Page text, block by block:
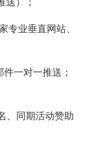
专业垂直网站、
一对一推送；
、同期活动赞助